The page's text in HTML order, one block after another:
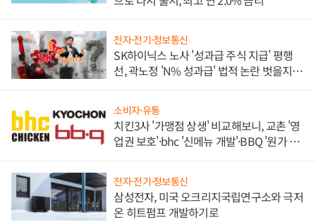
전자·전기·정보통신
SK하이닉스 노사 '성과급 주식 지급' 평행
선, 곽노정 'N% 성과급' 법적 논란 벗을지 주
소비자·유통
치킨3사 '가맹점 상생' 비교해보니, 교촌 '영
업권 보호'·bhc '신메뉴 개발'·BBQ '원가 부
전자·전기·정보통신
삼성전자, 미국 오크리지국립연구소와 극저
온 히트펌프 개발하기로